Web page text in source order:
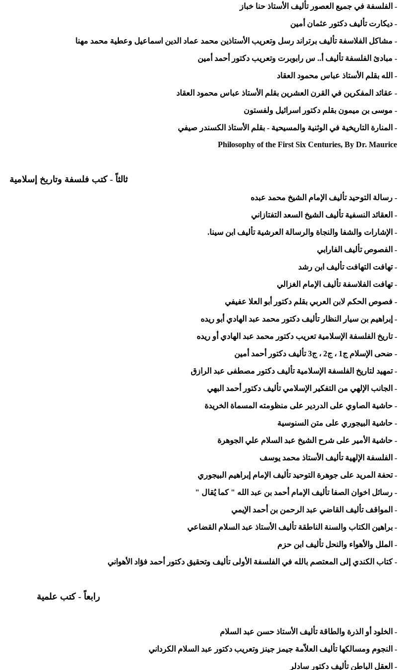
- الفلسفة في جميع العصور تأليف الأستاذ حنا خباز
- ديكارت تأليف دكتور عثمان أمين
- مشاكل الفلاسفة تأليف برتراند رسل وتعريب الأستاذين محمد عماد الدين اسماعيل وعطية محمد مهنا
- مبادئ الفلسفة تأليف أ.. س رابوبرت وتعريب دكتور أحمد أمين
- الله بقلم الأستاذ عباس محمود العقاد
- عقائد المفكرين في القرن العشرين بقلم الأستاذ عباس محمود العقاد
- موسى بن ميمون بقلم دكتور اسرائيل ولفستون
- المنارة التاريخية في الوثنية والمسيحية - بقلم الأستاذ الكسندر صيفي
Philosophy of the First Six Centuries, By Dr. Maurice
ثالثاً - كتب فلسفة وتاريخ إسلامية
- رسالة التوحيد تأليف الإمام الشيخ محمد عبده
- العقائد النسفية تأليف الشيخ السعد التفتازاني
- الإشارات والشفا والنجاة والرسالة العرشية تأليف ابن سينا.
- الفصوص تأليف الفارابي
- تهافت التهافت تأليف ابن رشد
- تهافت الفلاسفة تأليف الإمام الغزالي
- فصوص الحكم لابن العربي بقلم دكتور أبو العلا عفيفي
- إبراهيم بن سيار النظار تأليف دكتور محمد عبد الهادي أبو ريده
- تاريخ الفلسفة الإسلامية تعريب دكتور محمد عبد الهادي أو ريده
- ضحى الإسلام ج1 ، ج2 ، ج3 تأليف دكتور أحمد أمين
- تمهيد لتاريخ الفلسفة الإسلامية تأليف دكتور مصطفى عبد الرازق
- الجانب الإلهي من التفكير الإسلامي تأليف دكتور أحمد البهي
- حاشية الصاوي على الدردير على منظومته المسماة الخريدة
- حاشية البيجوري على متن السنوسية
- حاشية الأمير على شرح الشيخ عبد السلام علي الجوهرة
- الفلسفة الإلهية تأليف الأستاذ محمد يوسف
- تحفة المريد على جوهرة التوحيد تأليف الإمام إبراهيم البيجوري
- رسائل اخوان الصفا تأليف الإمام أحمد بن عبد الله " كما يُقال "
- المواقف تأليف القاضي عبد الرحمن بن أحمد الإيمي
- براهين الكتاب والسنة الناطقة تأليف الأستاذ عبد السلام القضاعي
- الملل والأهواء والنحل تأليف ابن حزم
- كتاب الكندي إلى المعتصم بالله في الفلسفة الأولى تأليف وتحقيق دكتور أحمد فؤاد الأهواني
رابعاً - كتب علمية
- الخلود أو الذرة والطاقة تأليف الأستاذ حسن عبد السلام
- النجوم ومسالكها تأليف العلاّمة جيمز جينز وتعريب دكتور عبد السلام الكرداني
- العقل الباطن تأليف دكتور سادلر